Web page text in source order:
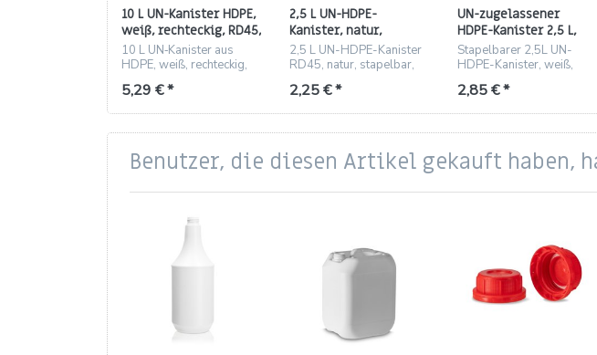
10 L UN-Kanister HDPE,
weiß, rechteckig, RD45,
380 g
10 L UN‑Kanister aus
HDPE, weiß, rechteckig,
lebensmittelgeeignet und
5,29 € *
2,5 L UN-HDPE-
Kanister, natur,
rechteckig, RD45 (124
g)
2,5 L UN-HDPE-Kanister
RD45, natur, stapelbar,
2,25 € *
UN-zugelassener
HDPE-Kanister 2,5 L,
weiß, RD45, rechteckig,
130 g
Stapelbarer 2,5L UN-
HDPE-Kanister, weiß,
130 g
2,85 € *
Benutzer, die diesen Artikel gekauft haben,